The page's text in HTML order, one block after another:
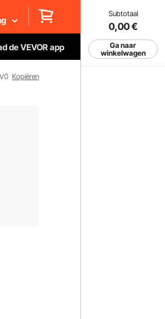
Subtotaal
0,00€
Ga naar
winkelwagen
de VEVOR app
Kopiëren